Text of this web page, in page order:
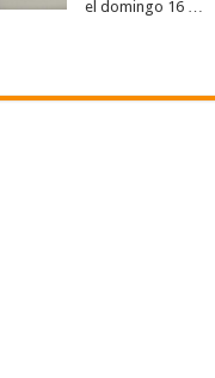
el domingo 16 …